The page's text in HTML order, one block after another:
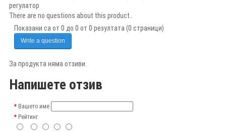
регулатор
There are no questions about this product..
Показани са от 0 до 0 от 0 резултата (0 страници)
Write a question
За продукта няма отзиви.
Напишете отзив
Вашето име
Рейтинг